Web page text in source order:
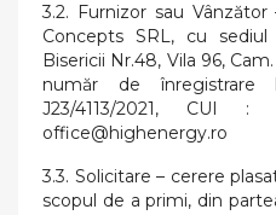
3.2. Furnizor sau
Concepts SRL, cu
Bisericii Nr.48, Vila 96,
număr de înregistrare
J23/4113/2021, CUI :
office@highenergy.ro
3.3. Solicitare – cerere
scopul de a primi, din